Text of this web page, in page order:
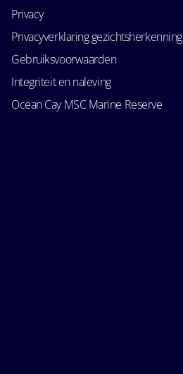
Privacy
Privacyverklaring gezichtsherkenning
Gebruiksvoorwaarden
Integriteit en naleving
Ocean Cay MSC Marine Reserve